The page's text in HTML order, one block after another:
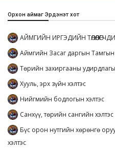
Орхон аймаг Эрдэнэт хот
АЙМГИЙН ИРГЭДИЙН
Аймгийн Засаг даргын Тамгын
Төрийн захиргааны
Хууль, эрх зүйн хэлтэс
Нийгмийн бодлогын хэлтэс
Санхүү, төрийн сангийн хэлтэс
Бүс орон нутгийн хөрөнгө
хэлтэс